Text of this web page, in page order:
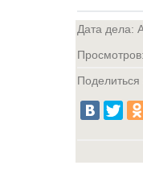
Дата дела:
Просмотров:
Поделиться